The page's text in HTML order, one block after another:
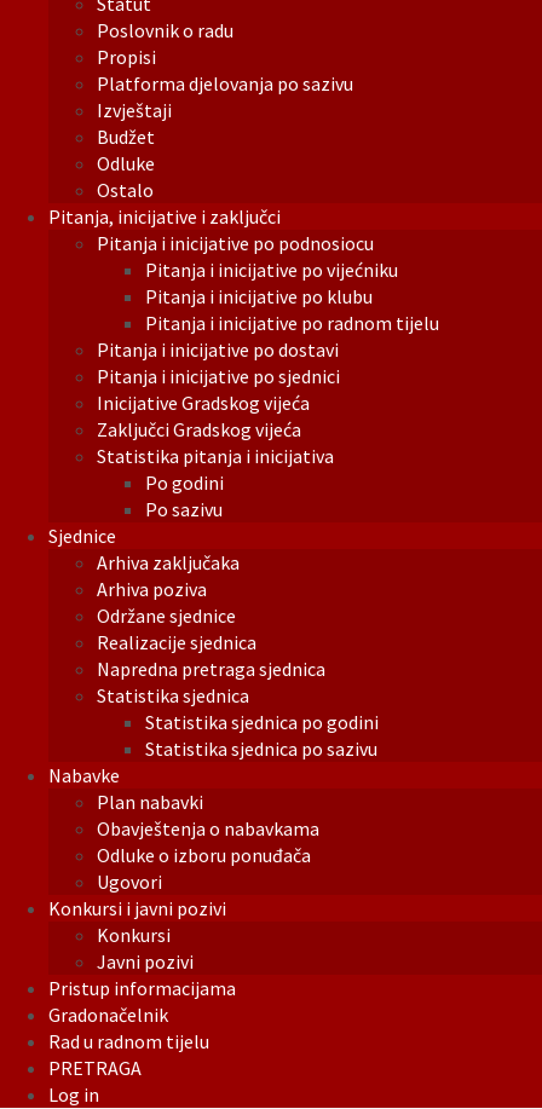
Poslovnik o radu
Propisi
Platforma djelovanja po sazivu
Izvještaji
Budžet
Odluke
Ostalo
Pitanja, inicijative i zaključci
Pitanja i inicijative po podnosiocu
Pitanja i inicijative po vijećniku
Pitanja i inicijative po klubu
Pitanja i inicijative po radnom tijelu
Pitanja i inicijative po dostavi
Pitanja i inicijative po sjednici
Inicijative Gradskog vijeća
Zaključci Gradskog vijeća
Statistika pitanja i inicijativa
Po godini
Po sazivu
Sjednice
Arhiva zaključaka
Arhiva poziva
Održane sjednice
Realizacije sjednica
Napredna pretraga sjednica
Statistika sjednica
Statistika sjednica po godini
Statistika sjednica po sazivu
Nabavke
Plan nabavki
Obavještenja o nabavkama
Odluke o izboru ponuđača
Ugovori
Konkursi i javni pozivi
Konkursi
Javni pozivi
Pristup informacijama
Gradonačelnik
Rad u radnom tijelu
PRETRAGA
Log in